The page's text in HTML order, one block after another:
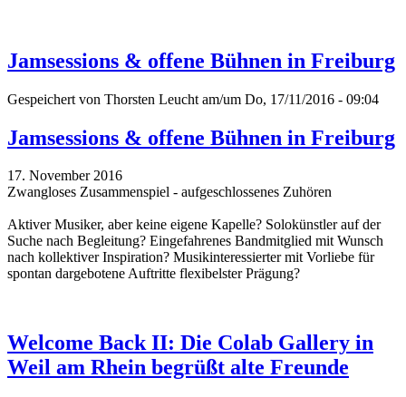
Jamsessions & offene Bühnen in Freiburg
Gespeichert von Thorsten Leucht am/um Do, 17/11/2016 - 09:04
Jamsessions & offene Bühnen in Freiburg
17. November 2016
Zwangloses Zusammenspiel - aufgeschlossenes Zuhören
Aktiver Musiker, aber keine eigene Kapelle? Solokünstler auf der
Suche nach Begleitung? Eingefahrenes Bandmitglied mit Wunsch
nach kollektiver Inspiration? Musikinteressierter mit Vorliebe für
spontan dargebotene Auftritte flexibelster Prägung?
Welcome Back II: Die Colab Gallery in
Weil am Rhein begrüßt alte Freunde